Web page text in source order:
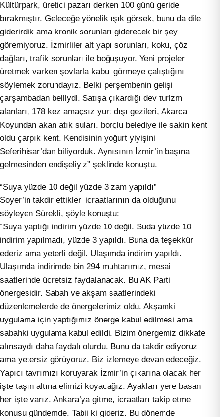
Kültürpark, üretici pazarı derken 100 günü geride
bırakmıştır. Geleceğe yönelik ışık görsek, bunu da dile
giderirdik ama kronik sorunları giderecek bir şey
göremiyoruz. İzmirliler alt yapı sorunları, koku, çöz
dağları, trafik sorunları ile boğuşuyor. Yeni projeler
üretmek varken şovlarla kabul görmeye çalıştığını
söylemek zorundayız. Belki perşembenin gelişi
çarşambadan belliydi. Satışa çıkardığı dev turizm
alanları, 178 kez amaçsız yurt dışı gezileri, Akarca
Koyundan akan atık suları, borçlu belediye ile sakin kent
oldu çarpık kent. Kendisinin yoğurt yiyişini
Seferihisar’dan biliyorduk. Aynısının İzmir’in başına
gelmesinden endişeliyiz” şeklinde konuştu.
“Suya yüzde 10 değil yüzde 3 zam yapıldı”
Soyer’in takdir ettikleri icraatlarının da olduğunu
söyleyen Sürekli, şöyle konuştu:
“Suya yaptığı indirim yüzde 10 değil. Suda yüzde 10
indirim yapılmadı, yüzde 3 yapıldı. Buna da teşekkür
ederiz ama yeterli değil. Ulaşımda indirim yapıldı.
Ulaşımda indirimde bin 294 muhtarımız, mesai
saatlerinde ücretsiz faydalanacak. Bu AK Parti
önergesidir. Sabah ve akşam saatlerindeki
düzenlemelerde de önergelerimiz oldu. Akşamki
uygulama için yaptığımız önerge kabul edilmesi ama
sabahki uygulama kabul edildi. Bizim önergemiz dikkate
alınsaydı daha faydalı olurdu. Bunu da takdir ediyoruz
ama yetersiz görüyoruz. Biz izlemeye devan edeceğiz.
Yapıcı tavrımızı koruyarak İzmir’in çıkarına olacak her
işte taşın altına elimizi koyacağız. Ayakları yere basan
her işte varız. Ankara’ya gitme, icraatları takip etme
konusu gündemde. Tabii ki gideriz. Bu dönemde